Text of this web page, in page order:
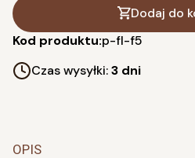
Dodaj do
Kod produktu:p-fl-f5
Czas wysyłki:3 dni
OPIS